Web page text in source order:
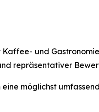
und
repräsentativer
möglichst